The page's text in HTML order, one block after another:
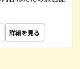
詳細を見る